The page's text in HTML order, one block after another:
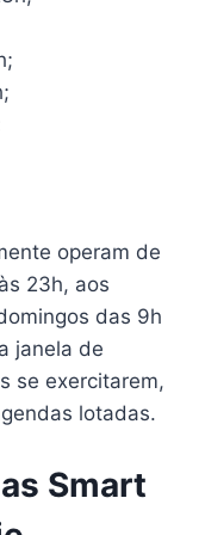
operam de
23h, aos
das 9h
janela de
se exercitarem,
lotadas.
Smart